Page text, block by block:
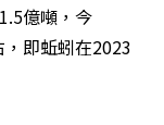
億噸，今
，即蚯蚓在2023